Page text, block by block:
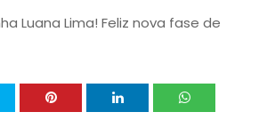
Luana Lima! Feliz nova fase de